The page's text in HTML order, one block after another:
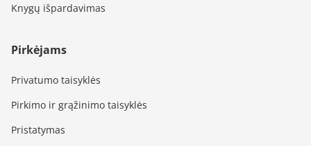
Knygų išpardavimas
Pirkėjams
Privatumo taisyklės
Pirkimo ir grąžinimo taisyklės
Pristatymas